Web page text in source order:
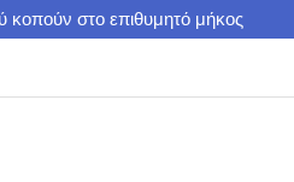
κοπούν στο επιθυμητό μήκος